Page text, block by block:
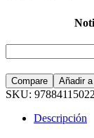
Compare Añadir
SKU:
Descripción